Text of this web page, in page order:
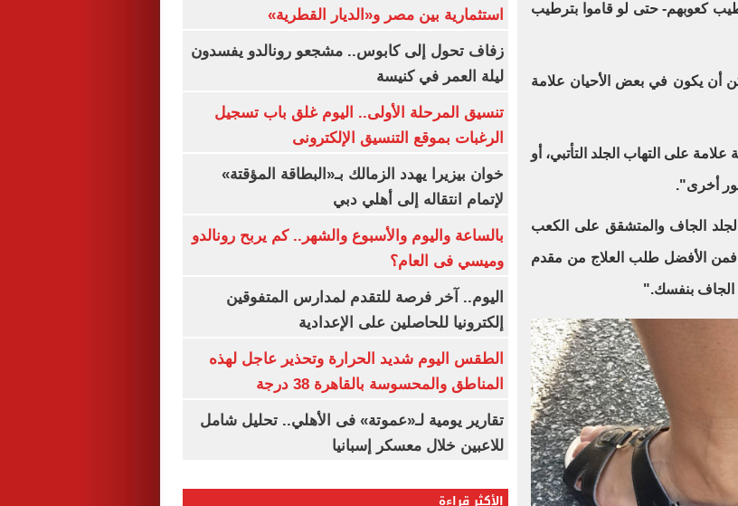
كعوبهم- حتى لو قاموا بترطيب
أن يكون في بعض الأحيان علامة
على التهاب الجلد التأتبي، أو
أخرى".
الجاف والمتشقق على الكعب
الأفضل طلب العلاج من مقدم
الجاف بنفسك."
استثمارية بين مصر و«الديار القطرية»
زفاف تحول إلى كابوس.. مشجعو رونالدو يفسدون
ليلة العمر في كنيسة
تنسيق المرحلة الأولى.. اليوم غلق باب تسجيل
الرغبات بموقع التنسيق الإلكترونى
خوان بيزيرا يهدد الزمالك بـ«البطاقة المؤقتة»
لإتمام انتقاله إلى أهلي دبي
بالساعة واليوم والأسبوع والشهر.. كم يربح رونالدو
وميسي فى العام؟
اليوم.. آخر فرصة للتقدم لمدارس المتفوقين
إلكترونيا للحاصلين على الإعدادية
الطقس اليوم شديد الحرارة وتحذير عاجل لهذه
المناطق والمحسوسة بالقاهرة 38 درجة
تقارير يومية لـ«عموتة» فى الأهلي.. تحليل شامل
للاعبين خلال معسكر إسبانيا
الأكثر قراءة